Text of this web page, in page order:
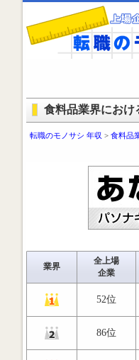
食料品業界におけ
転職のモノサシ 年収 > 食料品
業界
全上場
企業
52位
86位